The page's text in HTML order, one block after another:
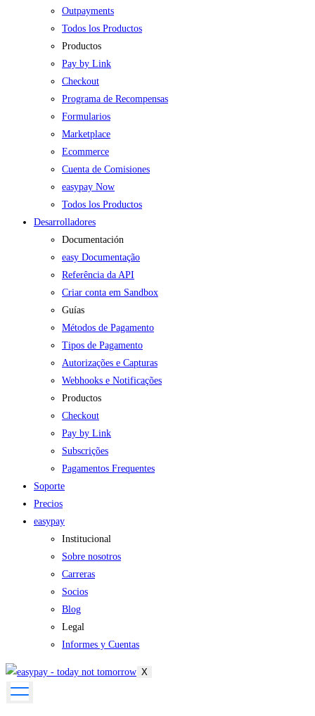
Outpayments
Todos los Productos
Productos
Pay by Link
Checkout
Programa de Recompensas
Formularios
Marketplace
Ecommerce
Cuenta de Comisiones
easypay Now
Todos los Productos
Desarrolladores
Documentación
easy Documentação
Referência da API
Criar conta em Sandbox
Guías
Métodos de Pagamento
Tipos de Pagamento
Autorizações e Capturas
Webhooks e Notificações
Productos
Checkout
Pay by Link
Subscrições
Pagamentos Frequentes
Soporte
Precios
easypay
Institucional
Sobre nosotros
Carreras
Socios
Blog
Legal
Informes y Cuentas
X